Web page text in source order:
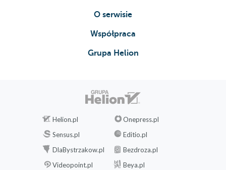
O serwisie
Współpraca
Grupa Helion
Helion.pl
Onepress.pl
Sensus.pl
Editio.pl
DlaBystrzakow.pl
Bezdroza.pl
Videopoint.pl
Beya.pl